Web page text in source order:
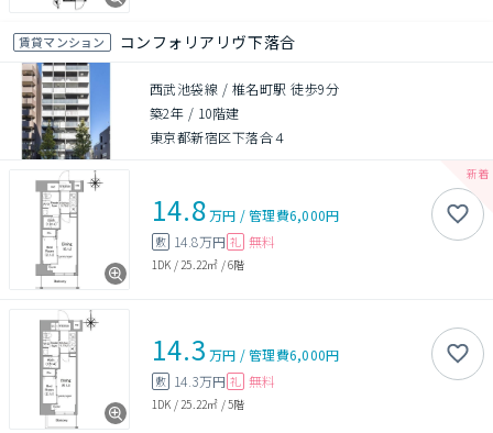
賃貸マンション コンフォリアリヴ下落合
西武池袋線 / 椎名町駅 徒歩9分
築2年 / 10階建
東京都新宿区下落合４
14.8万円 /管理費6,000円
敷 14.8万円 礼 無料
1DK / 25.22㎡ /6階
14.3 万円 /管理費6,000円
敷 14.3万円 礼 無料
1DK / 25.22㎡ /5階